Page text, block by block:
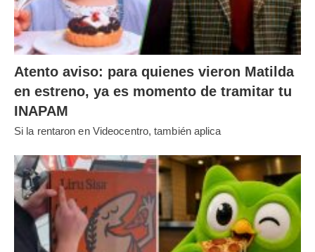
Atento aviso: para quienes vieron Matilda
en estreno, ya es momento de tramitar tu
INAPAM
Si la rentaron en Videocentro, también aplica